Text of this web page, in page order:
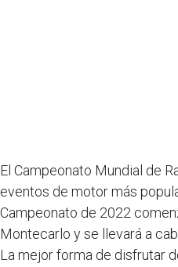
El Campeonato Mundial de
eventos de motor más
Campeonato de 2022
Montecarlo y se llevará a
La mejor forma de disfrutar